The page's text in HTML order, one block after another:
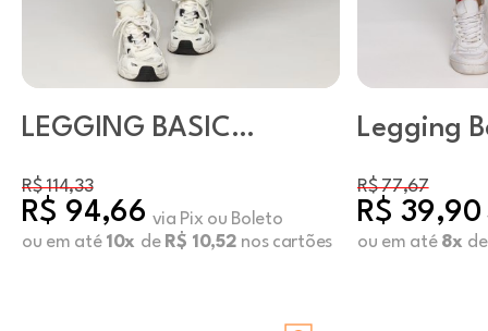
LEGGING BASIC
R$ 114,33
R$ 94,66 via Pix ou Boleto
ou em até 10x de R$ 10,52 nos cartões
Legging
R$ 77,67
R$ 39,90
ou em até 8x